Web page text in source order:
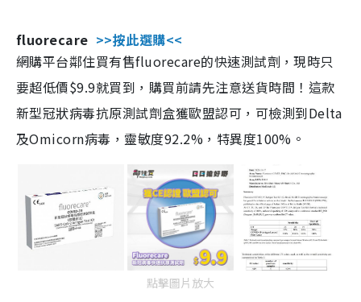
fluorecare >>按此選購<<
網購平台鄰住買有售fluorecare的快速測試劑，現時只
要超低價$9.9就買到，購買前請先注意送貨時間！這款
新型冠狀病毒抗原測試劑盒獲歐盟認可，可檢測到Delta
及Omicorn病毒，靈敏度92.2%，特異度100%。
點擊圖片放大